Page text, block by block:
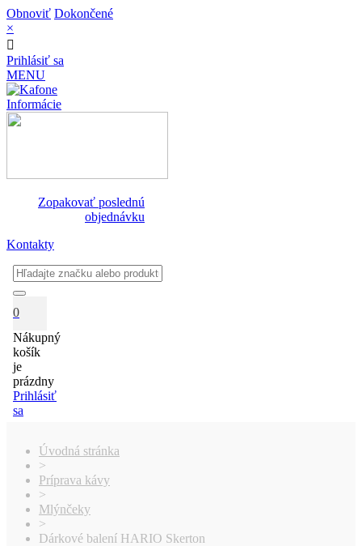
Obnoviť Dokončené
×
Prihlásiť sa
MENU
Informácie
Zopakovať poslednú
objednávku
Kontakty
0
Nákupný
košík
je
prázdny
Prihlásiť
sa
Úvodná stránka
>
Príprava kávy
>
Mlýnčeky
>
Dárkové balení HARIO Skerton